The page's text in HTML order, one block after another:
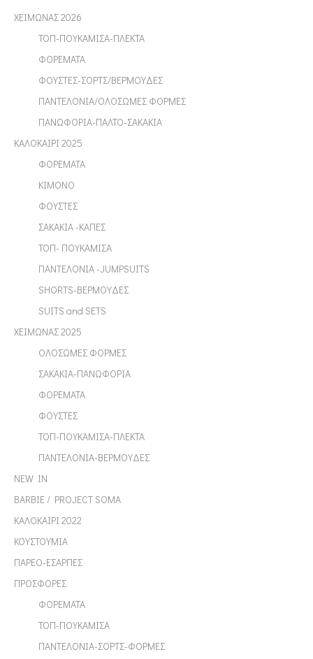
ΧΕΙΜΩΝΑΣ 2026
ΤΟΠ-ΠΟΥΚΑΜΙΣΑ-ΠΛΕΚΤΑ
ΦΟΡΕΜΑΤΑ
ΦΟΥΣΤΕΣ-ΣΟΡΤΣ/ΒΕΡΜΟΥΔΕΣ
ΠΑΝΤΕΛΟΝΙΑ/ΟΛΟΣΩΜΕΣ ΦΟΡΜΕΣ
ΠΑΝΩΦΟΡΙΑ-ΠΑΛΤΟ-ΣΑΚΑΚΙΑ
ΚΑΛΟΚΑΙΡΙ 2025
ΦΟΡΕΜΑΤΑ
ΚΙΜΟΝΟ
ΦΟΥΣΤΕΣ
ΣΑΚΑΚΙΑ -ΚΑΠΕΣ
ΤΟΠ- ΠΟΥΚΑΜΙΣΑ
ΠΑΝΤΕΛΟΝΙΑ -JUMPSUITS
SHORTS-ΒΕΡΜΟΥΔΕΣ
SUITS and SETS
ΧΕΙΜΩΝΑΣ 2025
ΟΛΟΣΩΜΕΣ ΦΟΡΜΕΣ
ΣΑΚΑΚΙΑ-ΠΑΝΩΦΟΡΙΑ
ΦΟΡΕΜΑΤΑ
ΦΟΥΣΤΕΣ
ΤΟΠ-ΠΟΥΚΑΜΙΣΑ-ΠΛΕΚΤΑ
ΠΑΝΤΕΛΟΝΙΑ-ΒΕΡΜΟΥΔΕΣ
NEW IN
BARBIE / PROJECT SOMA
ΚΑΛΟΚΑΙΡΙ 2022
ΚΟΥΣΤΟΥΜΙΑ
ΠΑΡΕΟ-ΕΣΑΡΠΕΣ
ΠΡΟΣΦΟΡΕΣ
ΦΟΡΕΜΑΤΑ
ΤΟΠ-ΠΟΥΚΑΜΙΣΑ
ΠΑΝΤΕΛΟΝΙΑ-ΣΟΡΤΣ-ΦΟΡΜΕΣ